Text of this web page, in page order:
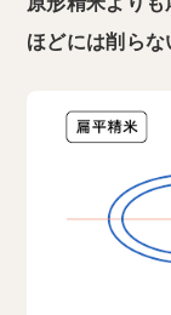
ほどには削らな